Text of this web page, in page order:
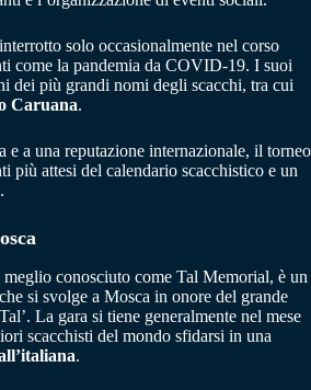
solo occasionalmente nel corso
come la pandemia da COVID-19. I suoi
dei più grandi nomi degli scacchi, tra cui
Caruana.
e a una reputazione internazionale, il torneo
più attesi del calendario scacchistico e un
meglio conosciuto come Tal Memorial, è un
si svolge a Mosca in onore del grande
La gara si tiene generalmente nel mese
scacchisti del mondo sfidarsi in una
.